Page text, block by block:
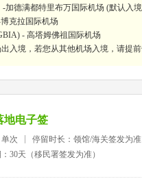
-加德满都特里布万国际机场 (默认入
克拉国际机场
- 高塔姆佛祖国际机场
入境，若您从其他机场入境，请提
地电子签
次
停留时长：领馆/海关签发为准
30天（移民署签发为准）